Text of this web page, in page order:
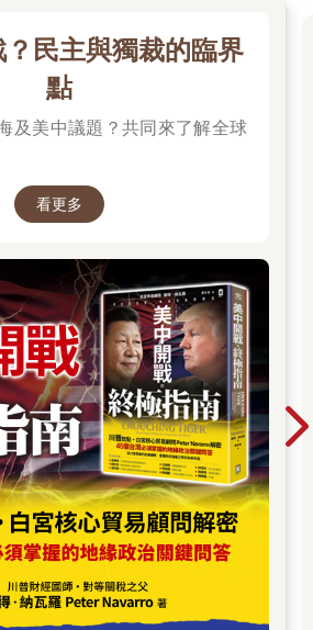
了重要角色。有些農耕聚落後來發展成
至還進一步演化成全球網絡和數位網
類的生存必須完全依賴金融。
前，曾由原住民建立起一套橫跨整個
交易網絡，在不使用金錢的情況下，維
沒有金融做為交易媒介下的人類與環境關
形態的結合。」
弔詭地變成一把剪刀，剪斷了人類與
類可以把萬事萬物都轉化為「錢」來計
用金融工具時，同樣也嘗到神話中米達
的苦果──連食物都不能用手拿來吃。從
用金錢和金融的同時，也正在破壞種族
源。
的教訓，有效駕馭和善用金融的力
答案是必須將地理學、製圖學、數據視
起來。我們稱呼這種統整出來的智慧為
。長期以來，金融經濟學和金融產業太
，忽視更全面性的金融趨勢與影響，如
的角度製作新地圖，把各種人類遭遇的
有問題的所在。
歷史上長期交互影響。過去，人們為
民主與獨裁的臨界
點
及美中議題？共同來了解全球
看更多